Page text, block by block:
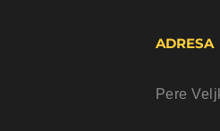
ADRESA
Pere